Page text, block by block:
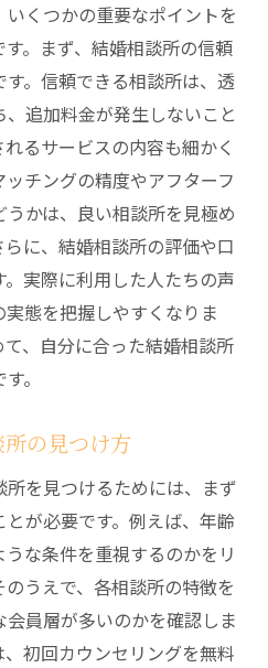
相談所を選ぶ利点
フの質を確認
の取り組みを確認する
を参考にする
のサービス内容と料金を
プションの違い
法
ンの選び方
セルポリシーを確認
法
ン情報をチェック
テップ
定の重要性
の心構え
る工夫
くつかの重要なポイントを
。まず、結婚相談所の信頼
。信頼できる相談所は、透
追加料金が発生しないこと
るサービスの内容も細かく
チングの精度やアフターフ
かは、良い相談所を見極め
に、結婚相談所の評価や口
実際に利用した人たちの声
態を把握しやすくなりま
、自分に合った結婚相談所
。
の見つけ方
を見つけるためには、まず
が必要です。例えば、年齢
な条件を重視するのかをリ
うえで、各相談所の特徴を
員層が多いのかを確認しま
初回カウンセリングを無料